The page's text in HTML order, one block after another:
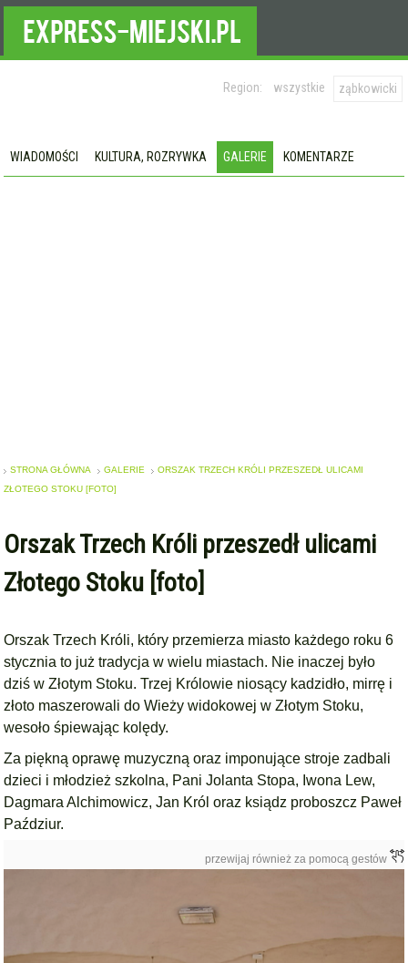
Region: wszystkie ząbkowicki
WIADOMOŚCI KULTURA, ROZRYWKA GALERIE KOMENTARZE
STRONA GŁÓWNA GALERIE
ORSZAK TRZECH KRÓLI PRZESZEDŁ ULICAMI
ZŁOTEGO STOKU [FOTO]
Orszak Trzech Króli przeszedł ulicami
Złotego Stoku [foto]
Orszak Trzech Króli, który przemierza miasto każdego roku 6
stycznia to już tradycja w wielu miastach. Nie inaczej było
dziś w Złotym Stoku. Trzej Królowie niosący kadzidło, mirrę i
złoto maszerowali do Wieży widokowej w Złotym Stoku,
wesoło śpiewając kolędy.
Za piękną oprawę muzyczną oraz imponujące stroje zadbali
dzieci i młodzież szkolna, Pani Jolanta Stopa, Iwona Lew,
Dagmara Alchimowicz, Jan Król oraz ksiądz proboszcz Paweł
Paździur.
przewijaj również za pomocą gestów